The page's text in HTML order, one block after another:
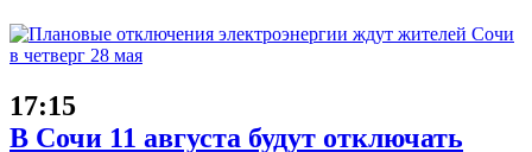
17:15
В Сочи 11 августа будут отключать